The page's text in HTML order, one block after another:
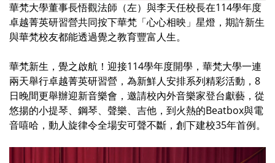
華梵大學董事長悟觀法師（左）與李天任校長在114學年度
卓越菁英研習營共同按下華梵「心心相映」星燈，期許新生
與華梵校友都能透過覺之教育豐富人生。
華梵新生，覺之啟航！迎接114學年度開學，華梵大學一連
兩天舉行卓越菁英研習營，為新鮮人安排系列精彩活動，8
日晚間更舉辦迎新音樂會，邀請校內外音樂家登台獻藝，從
悠揚的小提琴、鋼琴、聲樂、吉他，到火熱的Beatbox與電
音嘻哈，動人旋律令全場安可聲不斷，創下建校35年首例。